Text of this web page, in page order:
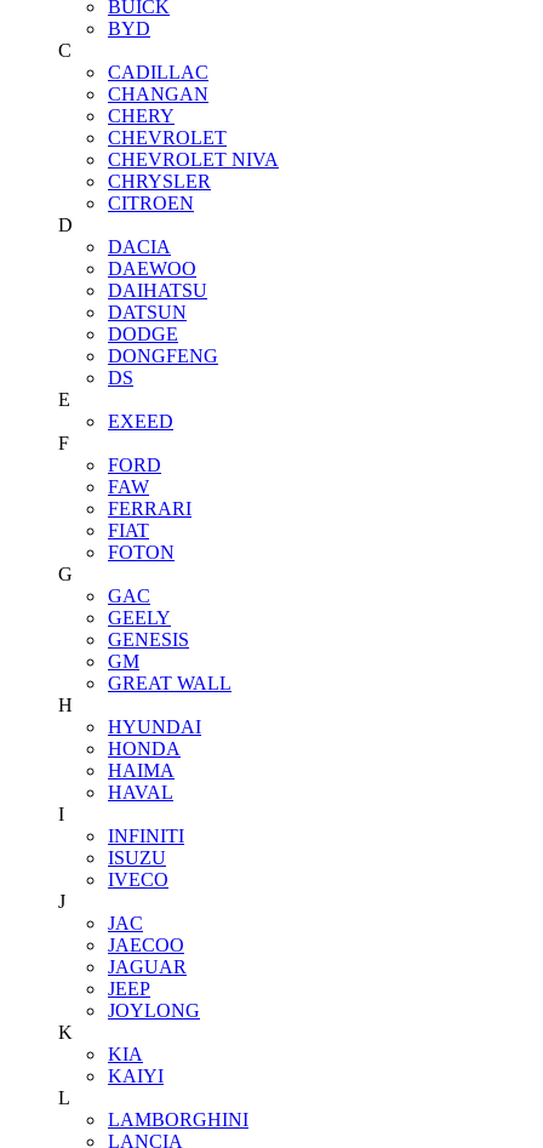
BUICK
BYD
C
CADILLAC
CHANGAN
CHERY
CHEVROLET
CHEVROLET NIVA
CHRYSLER
CITROEN
D
DACIA
DAEWOO
DAIHATSU
DATSUN
DODGE
DONGFENG
DS
E
EXEED
F
FORD
FAW
FERRARI
FIAT
FOTON
G
GAC
GEELY
GENESIS
GM
GREAT WALL
H
HYUNDAI
HONDA
HAIMA
HAVAL
I
INFINITI
ISUZU
IVECO
J
JAC
JAECOO
JAGUAR
JEEP
JOYLONG
K
KIA
KAIYI
L
LAMBORGHINI
LANCIA